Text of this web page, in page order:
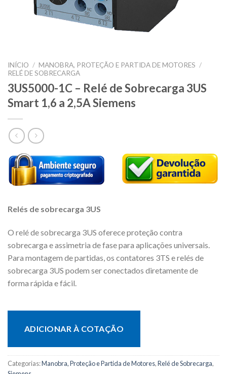
INÍCIO / MANOBRA, PROTEÇÃO E PARTIDA DE MOTORES /
RELÉ DE SOBRECARGA
3US5000-1C – Relé de Sobrecarga 3US
Smart 1,6 a 2,5A Siemens
Relés de sobrecarga 3US
O relé de sobrecarga 3US oferece proteção contra
sobrecarga e assimetria de fase para aplicações universais.
Para montagem de partidas, os contatores 3TS e relés de
sobrecarga 3US podem ser conectados diretamente de
forma rápida e fácil.
ADICIONAR À COTAÇÃO
Categorias:Manobra, Proteção e Partida de Motores,Relé de Sobrecarga,